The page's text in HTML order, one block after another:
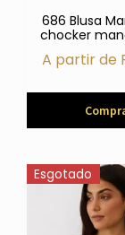
686 Blusa
chocker
A partir de
Esgotado